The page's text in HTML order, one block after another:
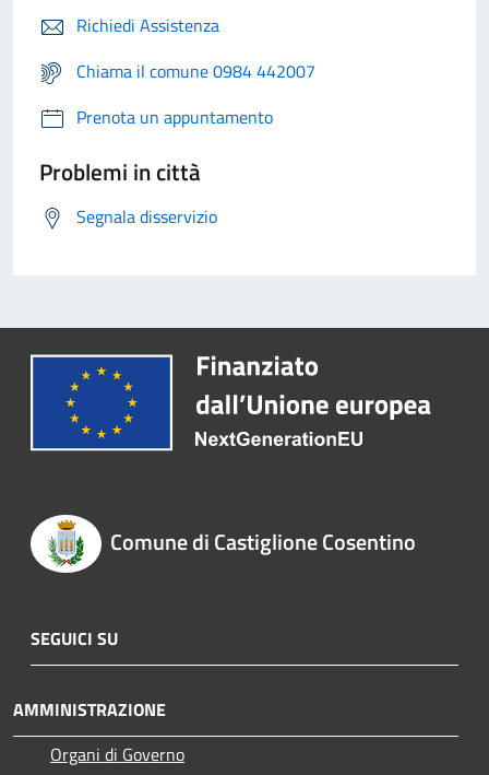
Richiedi Assistenza
Chiama il comune 0984 442007
Prenota un appuntamento
Problemi in città
Segnala disservizio
Comune di Castiglione Cosentino
SEGUICI SU
AMMINISTRAZIONE
Organi di Governo